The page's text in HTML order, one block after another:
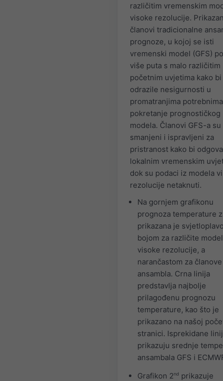
različitim vremenskim
visoke rezolucije.
članovi tradicionalne
prognoze, u kojoj se isti
vremenski model (GFS)
više puta s malo različitim
početnim uvjetima kako
odrazile nesigurnosti u
promatranjima
pokretanje prognostičkog
modela. Članovi GFS-a su
smanjeni i ispravljeni za
pristranost kako bi
lokalnim vremenskim
dok su podaci iz modela
rezolucije netaknuti.
Na gornjem grafikonu
prognoza temperature
prikazana je
bojom za različite
visoke rezolucije, a
narančastom za članove
ansambla. Crna linija
predstavlja najbolje
prilagođenu prognozu
temperature, kao što je
prikazano na našoj
stranici. Isprekidane
prikazuju srednje
ansambala GFS i
Grafikon 2nd prikazuje